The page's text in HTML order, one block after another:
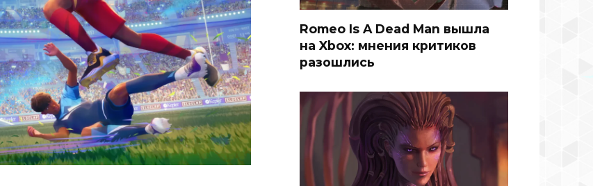
Romeo Is A Dead Man вышла
на Xbox: мнения критиков
разошлись